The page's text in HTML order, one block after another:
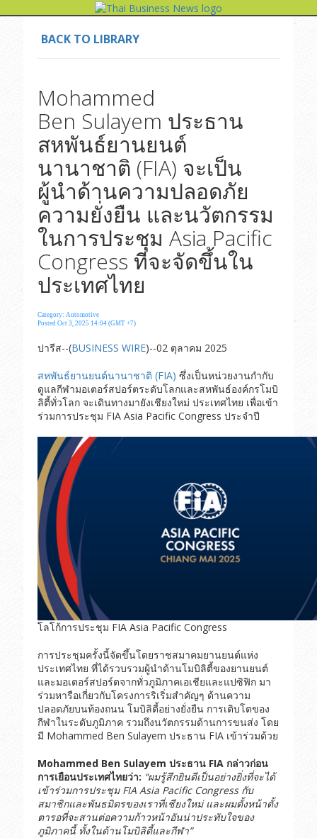
BACK TO LIBRARY
Mohammed
Ben Sulayem ประธาน
สหพันธ์ยานยนต์
นานาชาติ (FIA) จะเป็น
ผู้นำด้านความปลอดภัย
ความยั่งยืน และนวัตกรรม
ในการประชุม Asia Pacific
Congress ที่จะจัดขึ้นใน
ประเทศไทย
Category: Automotive
Posted Oct 3, 2025 14:04 (GMT +7)
ปารีส--(BUSINESS WIRE)--02 ตุลาคม 2025
สหพันธ์ยานยนต์นานาชาติ (FIA) ซึ่งเป็นหน่วยงานกำกับ
ดูแลกีฬามอเตอร์สปอร์ตระดับโลกและสหพันธ์องค์กรโมบิ
ลิตี้ทั่วโลก จะเดินทางมายังเชียงใหม่ ประเทศไทย เพื่อเข้า
ร่วมการประชุม FIA Asia Pacific Congress ประจำปี
โลโก้การประชุม FIA Asia Pacific Congress
การประชุมครั้งนี้จัดขึ้นโดยราชสมาคมยานยนต์แห่ง
ประเทศไทย ที่ได้รวบรวมผู้นำด้านโมบิลิตี้ของยานยนต์
และมอเตอร์สปอร์ตจากทั่วภูมิภาคเอเชียและแปซิฟิก มา
ร่วมหารือเกี่ยวกับโครงการริเริ่มสำคัญๆ ด้านความ
ปลอดภัยบนท้องถนน โมบิลิตี้อย่างยั่งยืน การเติบโตของ
กีฬาในระดับภูมิภาค รวมถึงนวัตกรรมด้านการขนส่ง โดย
มี Mohammed Ben Sulayem ประธาน FIA เข้าร่วมด้วย
Mohammed Ben Sulayem ประธานFIA กล่าวก่อน
การเยือนประเทศไทยว่า: “ผมรู้สึกยินดีเป็นอย่างยิ่งที่จะได้
เข้าร่วมการประชุมFIA Asia Pacific Congress กับ
สมาชิกและพันธมิตรของเราที่เชียงใหม่ และผมตั้งหน้าตั้ง
ตารอที่จะสานต่อความก้าวหน้าอันน่าประทับใจของ
ภูมิภาคนี้ ทั้งในด้านโมบิลิตี้และกีฬา”